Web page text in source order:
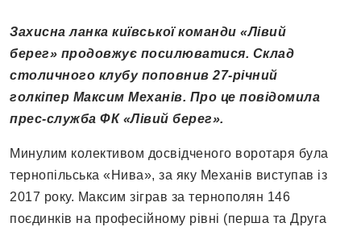
Захисна ланка київської команди «Лівий
берег» продовжує посилюватися. Склад
столичного клубу поповнив 27-річний
голкіпер Максим Механів. Про це повідомила
прес-служба ФК «Лівий берег».
Минулим колективом досвідченого воротаря була
тернопільська «Нива», за яку Механів виступав із
2017 року. Максим зіграв за тернополян 146
поєдинків на професійному рівні (перша та Друга